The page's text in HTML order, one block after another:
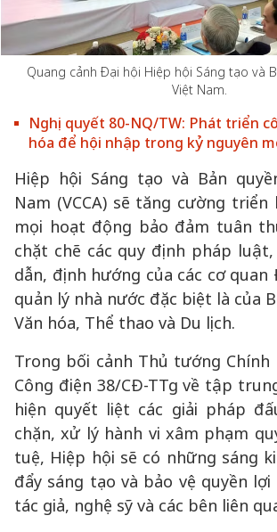
Quang cảnh Đại hội Hiệp hội Sáng tạo và
Việt Nam.
Nghị quyết 80-NQ/TW: Phát triển
hóa để hội nhập trong kỷ nguyên
Hiệp hội Sáng tạo và Bản
Nam (VCCA) sẽ tăng cường
mọi hoạt động bảo đảm tuân
chặt chẽ các quy định pháp
dẫn, định hướng của các cơ quan
quản lý nhà nước đặc biệt là của
Văn hóa, Thể thao và Du lịch.
Trong bối cảnh Thủ tướng Chính
Công điện 38/CĐ-TTg về tập
hiện quyết liệt các giải pháp
chặn, xử lý hành vi xâm phạm
tuệ, Hiệp hội sẽ có những sáng
đẩy sáng tạo và bảo vệ quyền
tác giả, nghệ sỹ và các bên liên